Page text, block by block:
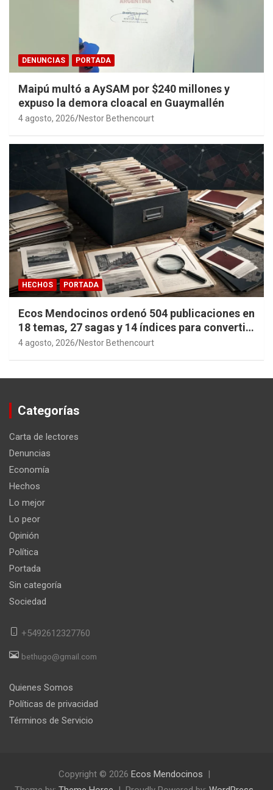
DENUNCIAS PORTADA
Maipú multó a AySAM por $240 millones y
expuso la demora cloacal en Guaymallén
4 agosto, 2026 Nestor Bethencourt
HECHOS PORTADA
Ecos Mendocinos ordenó 504 publicaciones en
18 temas, 27 sagas y 14 índices para convertir
años de investigación en memoria pública
4 agosto, 2026 Nestor Bethencourt
Categorías
Carta de lectores
Denuncias
Economía
Hechos
Lo mejor
Lo peor
Opinión
Política
Portada
Sin categoría
Sociedad
+5492612327760
bethugo@gmail.com
Quienes Somos
Políticas de privacidad
Términos de Servicio
Copyright © 2026 Ecos Mendocinos